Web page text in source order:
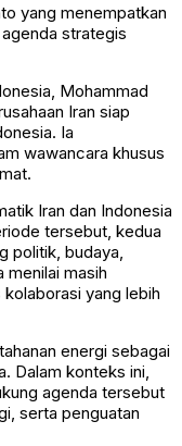
yang menempatkan
strategis
Mohammad
Iran siap
Ia
wawancara khusus
Iran dan Indonesia
tersebut, kedua
politik, budaya,
menilai masih
yang lebih
energi sebagai
Dalam konteks ini,
agenda tersebut
serta penguatan